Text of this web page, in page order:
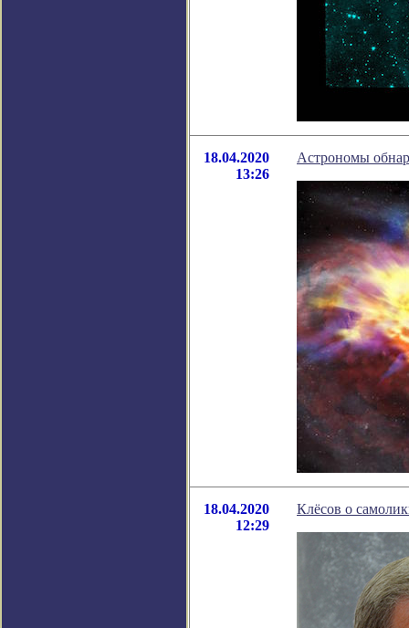
18.04.2020
13:26
Астрономы
18.04.2020
12:29
Клёсов о